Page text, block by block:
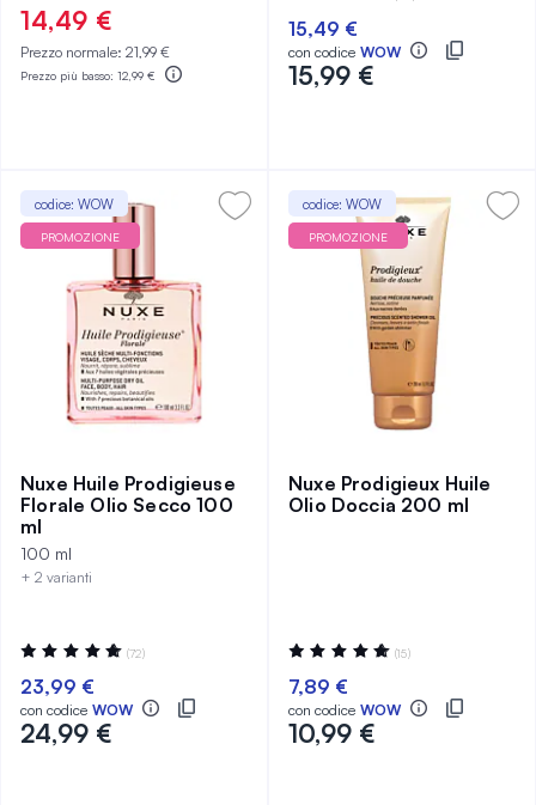
83%
14,49 €
Prezzo normale: 21,99 €
Prezzo più basso: 12,99 €
97%
15,49 €
con codice WOW
15,99 €
codice: WOW
PROMOZIONE
Nuxe Huile Prodigieuse
Florale Olio Secco 100
ml
100 ml
+ 2 varianti
Valutazione:
99%
(72)
23,99 €
con codice WOW
24,99 €
codice: WOW
PROMOZIONE
Nuxe Prodigieux Huile
Olio Doccia 200 ml
Valutazione:
99%
(15)
7,89 €
con codice WOW
10,99 €